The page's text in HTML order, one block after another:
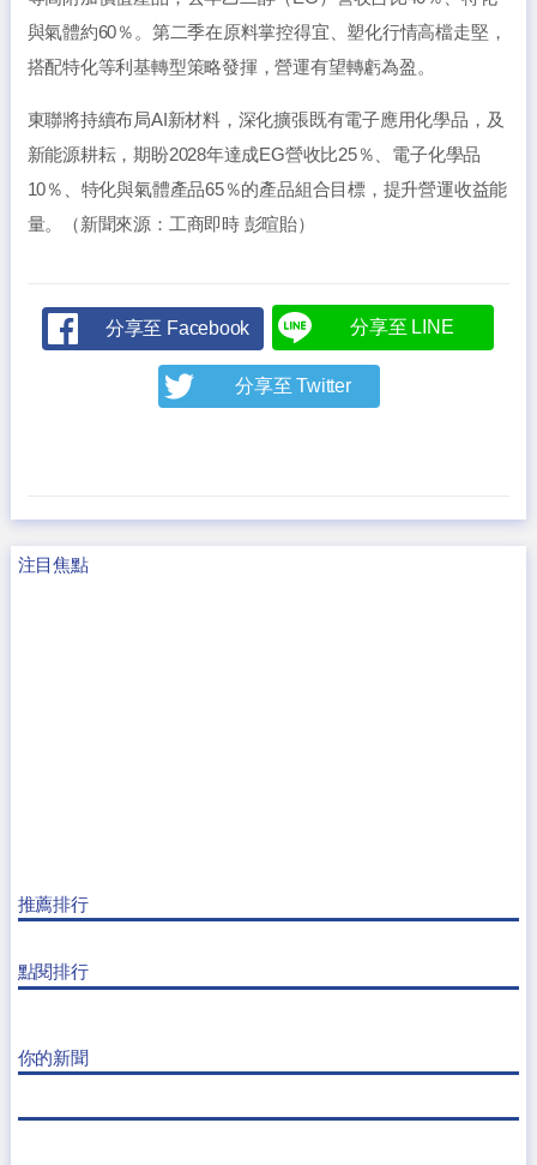
與氣體約60％。第二季在原料掌控得宜、塑化行情高檔走堅，
搭配特化等利基轉型策略發揮，營運有望轉虧為盈。
東聯將持續布局AI新材料，深化擴張既有電子應用化學品，及
新能源耕耘，期盼2028年達成EG營收比25％、電子化學品
10％、特化與氣體產品65％的產品組合目標，提升營運收益能
量。（新聞來源：工商即時 彭暄貽）
分享至 Facebook 分享至 LINE
分享至 Twitter
注目焦點
推薦排行
點閱排行
你的新聞